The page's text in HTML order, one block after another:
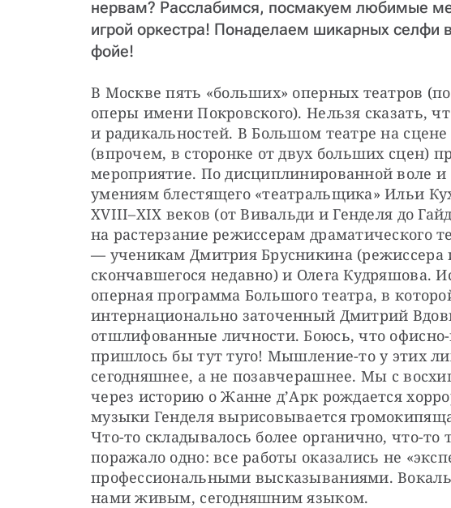
нервам? Расслабимся, посмакуем любимые
игрой оркестра! Понаделаем шикарных селфи
фойе!
В Москве пять «больших» оперных театров
оперы имени Покровского). Нельзя сказать,
и радикальностей. В Большом театре на сцене
(впрочем, в сторонке от двух больших сцен)
мероприятие. По дисциплинированной воле и
умениям блестящего «театральщика» Ильи
XVIII–XIX веков (от Вивальди и Генделя до
на растерзание режиссерам драматического
— ученикам Дмитрия Брусникина (режиссера
скончавшегося недавно) и Олега Кудряшова.
оперная программа Большого театра, в
интернационально заточенный Дмитрий
отшлифованные личности. Боюсь, что
пришлось бы тут туго! Мышление-то у этих
сегодняшнее, а не позавчерашнее. Мы с
через историю о Жанне д’Арк рождается
музыки Генделя вырисовывается
Что-то складывалось более органично, что-то
поражало одно: все работы оказались не
профессиональными высказываниями.
нами живым, сегодняшним языком.